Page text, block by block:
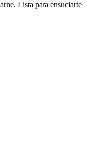
Lista para ensuciarte